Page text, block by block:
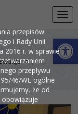
przepisów
i Rady Unii
2016 r. w sprawie
przepływu
46/WE ogólne
że od
obowiązuje
AKCJE >